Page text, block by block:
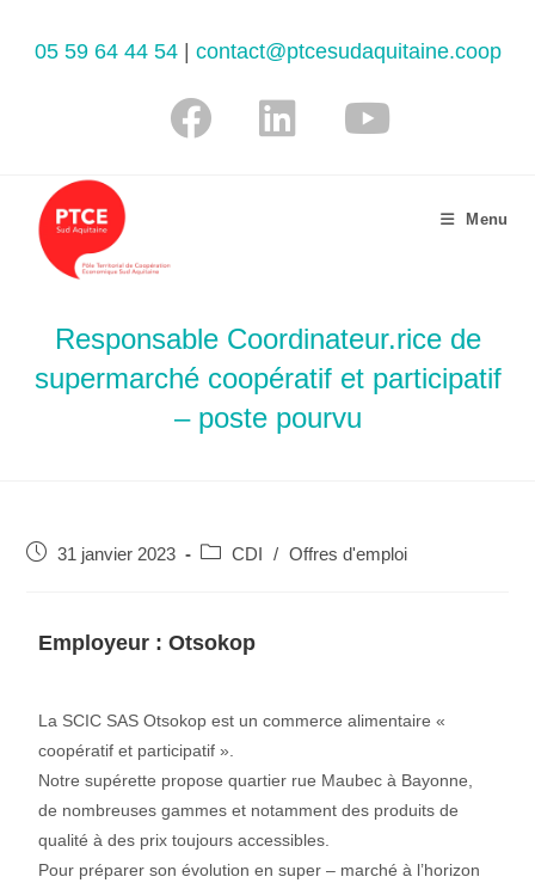
05 59 64 44 54| contact@ptcesudaquitaine.coop
Menu
Responsable Coordinateur.rice de
supermarché coopératif et participatif
– poste pourvu
31 janvier 2023 CDI / Offres d'emploi
Employeur : Otsokop
La SCIC SAS Otsokop est un commerce alimentaire «
coopératif et participatif ».
Notre supérette propose quartier rue Maubec à Bayonne,
de nombreuses gammes et notamment des produits de
qualité à des prix toujours accessibles.
Pour préparer son évolution en super – marché à l’horizon